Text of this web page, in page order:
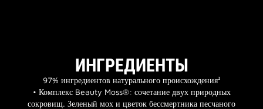
ИНГРЕДИЕНТЫ
97% ингредиентов натурального происхождения²
• Комплекс Beauty Moss®: сочетание двух природных
сокровищ. Зеленый мох и цветок бессмертника песчаного